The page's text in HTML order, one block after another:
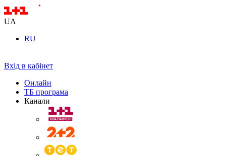
UA
RU
Вхід в кабінет
Онлайн
ТБ програма
Канали